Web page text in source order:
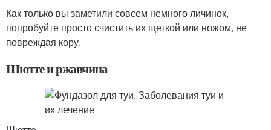
Как только вы заметили совсем немного личинок,
попробуйте просто счистить их щеткой или ножом, не
повреждая кору.
Шютте и ржавчина